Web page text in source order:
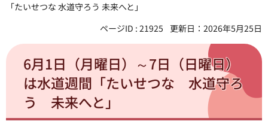
「たいせつな 水道守ろう 未来へと」
ページID : 21925
更新日：2026年5月25日
6月1日（月曜日）～7日（日曜日）
は水道週間「たいせつな 水道守ろ
う 未来へと」